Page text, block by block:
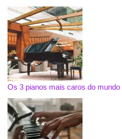
Os 3 pianos mais caros do mundo